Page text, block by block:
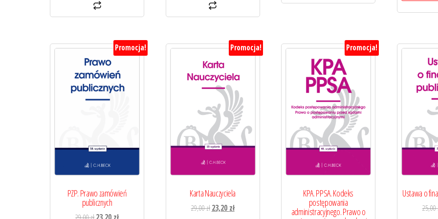
Promocja!
PZP. Prawo zamówień
publicznych
Promocja!
Karta Nauczyciela
29,00zł Pierwotna
23,20 złAktualna
Promocja!
KPA. PPSA. Kodeks
postępowania
administracyjnego. Prawo o
Ustawa o
25,00